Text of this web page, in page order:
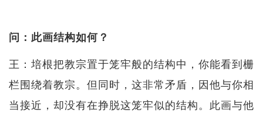
问：此画结构如何？
王：培根把教宗置于笼牢般的结构中，你能看到栅
栏围绕着教宗。但同时，这非常矛盾，因他与你相
当接近，却没有在挣脱这笼牢似的结构。此画与他